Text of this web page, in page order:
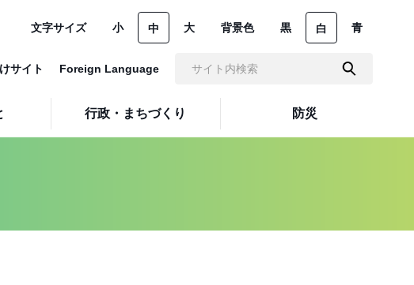
行政・まちづくり 防災
文字サイズ 小 中 大 背景色 黒 白 青
サイト Foreign Language